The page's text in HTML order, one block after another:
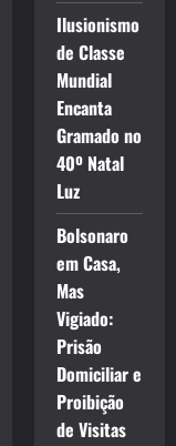
Ilusionismo
de Classe
Mundial
Encanta
Gramado no
40º Natal
Luz
Bolsonaro
em Casa,
Mas
Vigiado:
Prisão
Domiciliar e
Proibição
de Visitas